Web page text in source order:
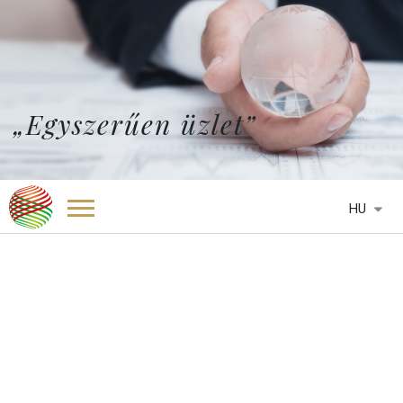
„Egyszerűen üzlet”
HU